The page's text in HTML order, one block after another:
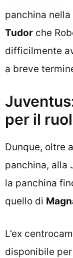
panchina
Tudor che
difficilmente
a breve
per il
Dunque, oltre
panchina, alla
la panchina
quello di
L’ex
disponibile per